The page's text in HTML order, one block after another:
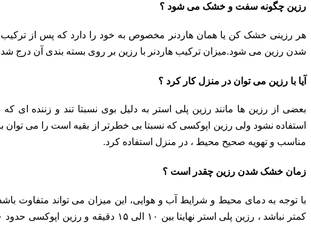
رزین چگونه سفت و خشک می شود ؟
هر رزینی خشک کن یا همان هاردنر مخصوص به خود را دارد که پس از
شدن رزین می شود.میزان ترکیب هاردنر با رزین بر روی بسته بندی آن درج
آیا با رزین می توان در منزل کار کرد ؟
بعضی از رزین ها مانند رزین پلی استر به دلیل بوی نسبتا تند و زننده
استفاده نشود ولی رزین اپوکسی که نسبتا بی خطرتر از بقیه است را می
مناسب و تهویه صحیح محیط ، در منزل استفاده کرد.
زمان خشک شدن رزین چقدر است ؟